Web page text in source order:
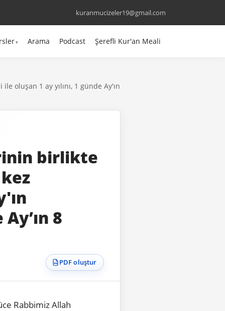
kuranmucizeler19@gmail.com
Arama Podcast Şerefli Kur'an Meali
oluşan 1 ay yılını, 1 günde Ay'ın
birlikte
8
PDF oluştur
Rabbimiz Allah